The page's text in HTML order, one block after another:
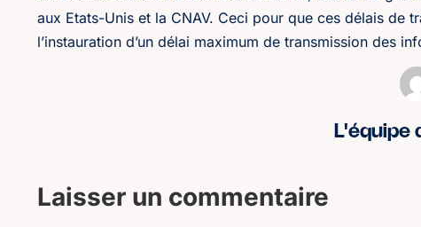
aux Etats-Unis et la CNAV. Ceci pour que ces délais de
l’instauration d’un délai maximum de transmission des
L'équipe
Laisser un commentaire